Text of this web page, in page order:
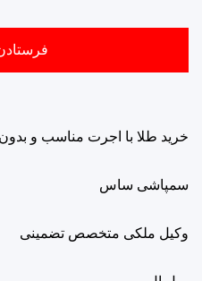
خرید طلا با اجرت مناسب و
سمپاشی ساس
وکیل ملکی متخصص تضمینی